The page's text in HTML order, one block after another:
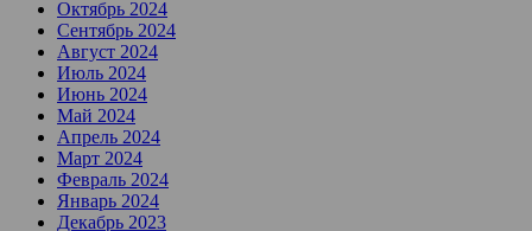
Октябрь 2024
Сентябрь 2024
Август 2024
Июль 2024
Июнь 2024
Май 2024
Апрель 2024
Март 2024
Февраль 2024
Январь 2024
Декабрь 2023